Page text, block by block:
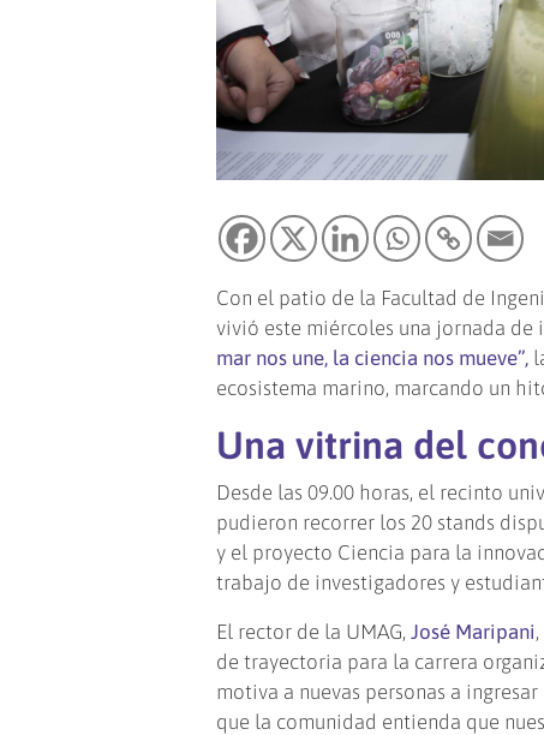
Con el patio de la Facultad de
vivió este miércoles una jornada
mar nos une, la ciencia nos mueve”,
ecosistema marino, marcando un
Una vitrina del
Desde las 09.00 horas, el recinto
pudieron recorrer los 20 stands
y el proyecto Ciencia para la
trabajo de investigadores y
El rector de la UMAG,José Maripani
de trayectoria para la carrera
motiva a nuevas personas a
que la comunidad entienda que